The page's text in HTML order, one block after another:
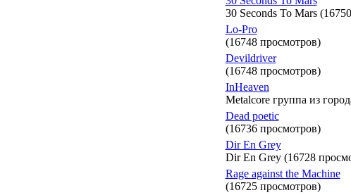
30 Seconds To Mars
Lo-Pro
(16748 просмотров)
Devildriver
(16748 просмотров)
InHeaven
Metalcore группа из
Dead poetic
(16736 просмотров)
Dir En Grey
Dir En Grey (16728
Rage against the Machine
(16725 просмотров)